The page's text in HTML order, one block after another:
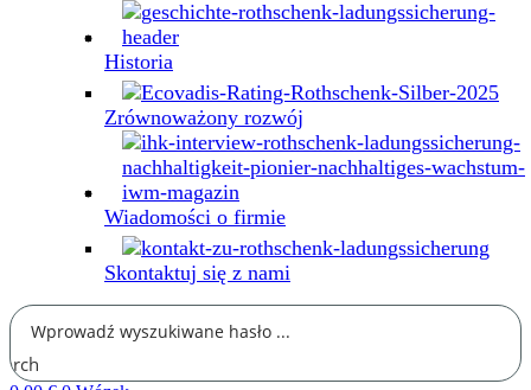
Historia
Zrównoważony rozwój
Wiadomości o firmie
Skontaktuj się z nami